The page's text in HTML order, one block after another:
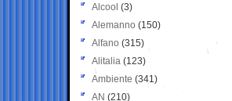
Alcool (3)
Alemanno (150)
Alfano (315)
Alitalia (123)
Ambiente (341)
AN (210)